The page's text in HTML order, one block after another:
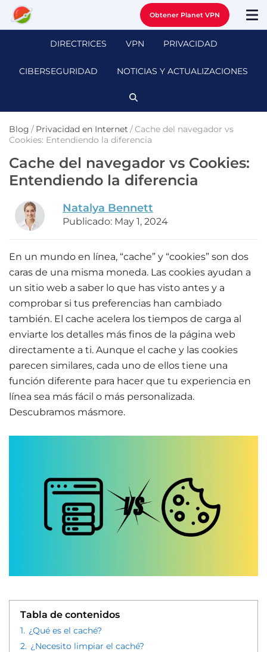
Obtener Planet VPN
DIRECTRICES VPN PRIVACIDAD
CIBERSEGURIDAD NOTICIAS Y ACTUALIZACIONES
Blog / Privacidad en Internet /Cache del navegador vs
Cookies: Entendiendo la diferencia
Cache del navegador vs Cookies:
Entendiendo la diferencia
Natalya Bennett
Publicado: May 1, 2024
En un mundo en línea, “cache” y “cookies” son dos
caras de una misma moneda. Las cookies ayudan a
un sitio web a saber lo que has visto antes y a
comprobar si tus preferencias han cambiado
también. El cache acelera los tiempos de carga al
enviarte los detalles más finos de la página web
directamente a ti. Aunque el cache y las cookies
parecen similares, cada uno de ellos tiene una
función diferente para hacer que tu experiencia en
línea sea más fácil o más personalizada.
Descubramos másmore.
Tabla de contenidos
1. ¿Qué es el caché?
2. ¿Necesito limpiar el caché?